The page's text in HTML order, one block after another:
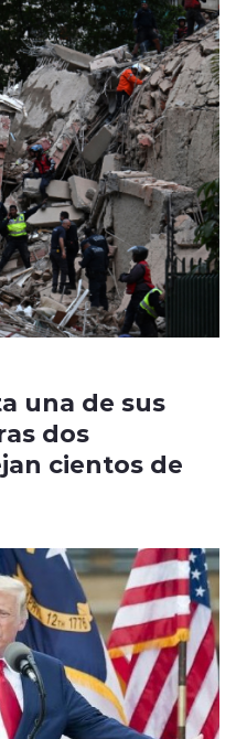
una de sus
dos
cientos de